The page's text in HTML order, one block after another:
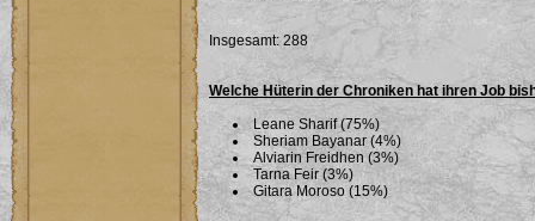
Insgesamt: 288
Welche Hüterin der Chroniken hat ihren Job
Leane Sharif (75%)
Sheriam Bayanar (4%)
Alviarin Freidhen (3%)
Tarna Feir (3%)
Gitara Moroso (15%)